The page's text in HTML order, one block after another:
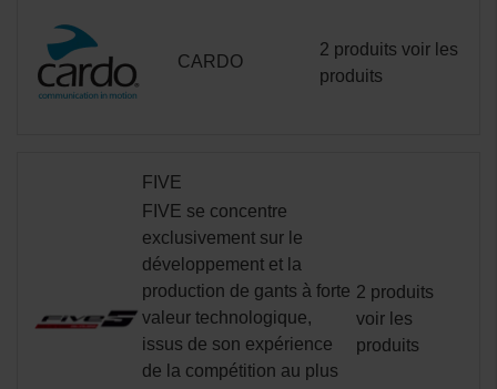
CARDO
2 produits voir les
produits
FIVE
FIVE se concentre
exclusivement sur le
développement et la
production de gants à forte
valeur technologique,
issus de son expérience
de la compétition au plus
2 produits
voir les
produits